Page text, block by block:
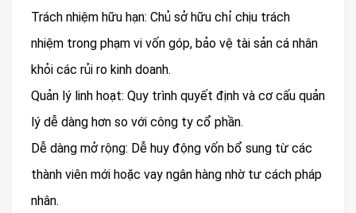
Trách nhiệm hữu hạn: Chủ sở hữu chỉ chịu trách
nhiệm trong phạm vi vốn góp, bảo vệ tài sản cá nhân
khỏi các rủi ro kinh doanh.
Quản lý linh hoạt: Quy trình quyết định và cơ cấu quản
lý dễ dàng hơn so với công ty cổ phần.
Dễ dàng mở rộng: Dễ huy động vốn bổ sung từ các
thành viên mới hoặc vay ngân hàng nhờ tư cách pháp
nhân.